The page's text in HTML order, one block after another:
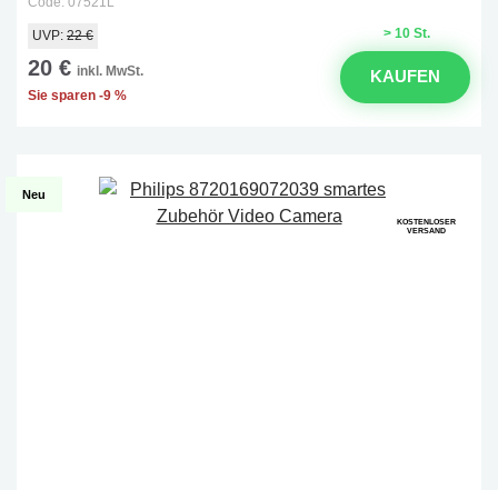
> 10 St.
UVP: 22 €
20 € inkl. MwSt.
Sie sparen -9 %
KAUFEN
Neu
KOSTENLOSER
VERSAND